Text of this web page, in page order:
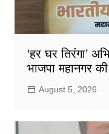
‘हर घर तिरंगा’
भाजपा महानगर
August 5, 2026